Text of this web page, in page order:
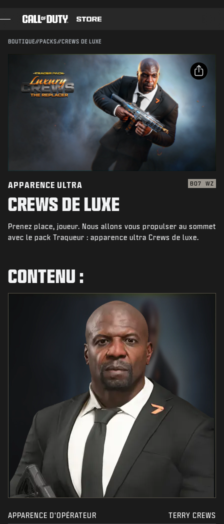
PASSE DE COMBAT
BLACK CELL
BOUTIQUE D'ÉQUIPEMENT
JEUX
ACTUS
BOUTIQUE//PACKS//CREWS DE LUXE
Compatible avec :
CONFIRMER L'ACHAT
ANNULER
Activision peut mettre à jour, remplacer ou supprimer
ce contenu en jeu à tout moment.
PARTAGER
Email
Facebook
APPARENCE ULTRA BO7 WZ
CREWS DE LUXE
Prenez place, joueur. Nous allons vous propulser au sommet
avec le pack Traqueur : apparence ultra Crews de luxe.
CONTENU :
APPARENCE D'OPÉRATEUR TERRY CREWS